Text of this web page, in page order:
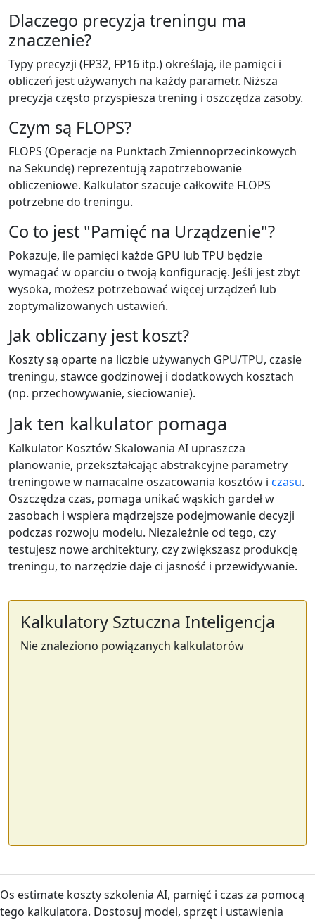
Dlaczego precyzja treningu ma
znaczenie?
Typy precyzji (FP32, FP16 itp.) określają, ile pamięci i
obliczeń jest używanych na każdy parametr. Niższa
precyzja często przyspiesza trening i oszczędza zasoby.
Czym są FLOPS?
FLOPS (Operacje na Punktach Zmiennoprzecinkowych
na Sekundę) reprezentują zapotrzebowanie
obliczeniowe. Kalkulator szacuje całkowite FLOPS
potrzebne do treningu.
Co to jest "Pamięć na Urządzenie"?
Pokazuje, ile pamięci każde GPU lub TPU będzie
wymagać w oparciu o twoją konfigurację. Jeśli jest zbyt
wysoka, możesz potrzebować więcej urządzeń lub
zoptymalizowanych ustawień.
Jak obliczany jest koszt?
Koszty są oparte na liczbie używanych GPU/TPU, czasie
treningu, stawce godzinowej i dodatkowych kosztach
(np. przechowywanie, sieciowanie).
Jak ten kalkulator pomaga
Kalkulator Kosztów Skalowania AI upraszcza
planowanie, przekształcając abstrakcyjne parametry
treningowe w namacalne oszacowania kosztów i czasu.
Oszczędza czas, pomaga unikać wąskich gardeł w
zasobach i wspiera mądrzejsze podejmowanie decyzji
podczas rozwoju modelu. Niezależnie od tego, czy
testujesz nowe architektury, czy zwiększasz produkcję
treningu, to narzędzie daje ci jasność i przewidywanie.
Kalkulatory Sztuczna Inteligencja
Nie znaleziono powiązanych kalkulatorów
Os estimate koszty szkolenia AI, pamięć i czas za pomocą
tego kalkulatora. Dostosuj model, sprzęt i ustawienia